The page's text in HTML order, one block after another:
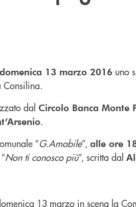
domenica 13 marzo 2016 uno
Consilina.
dal Circolo Banca Monte
.
“G.Amabile”, alle ore
Non ti conosco più”, scritta dal